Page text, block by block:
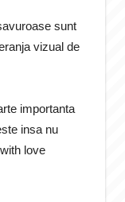
sunt
vizual de
importanta
insa nu
love